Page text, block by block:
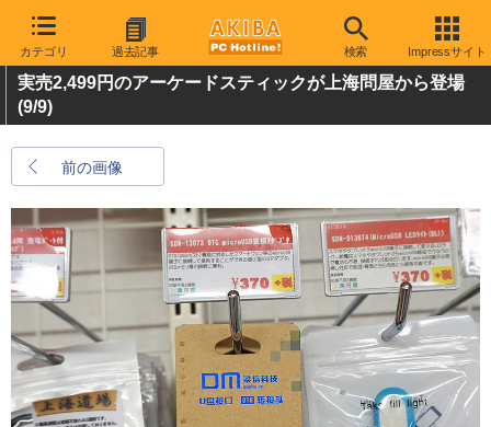
カテゴリ 過去記事 検索 Impressサイト
実売2,499円のアーケードスティックが上海問屋から登場
(9/9)
前の画像